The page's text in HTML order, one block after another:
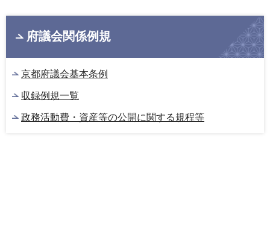
府議会関係例規
京都府議会基本条例
収録例規一覧
政務活動費・資産等の公開に関する規程等